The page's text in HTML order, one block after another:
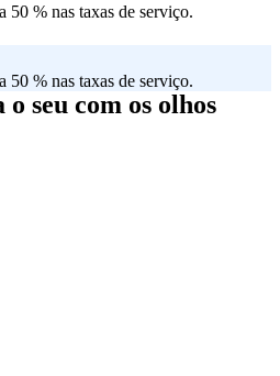
50 % nas taxas de serviço.
50 % nas taxas de serviço.
seu com os olhos